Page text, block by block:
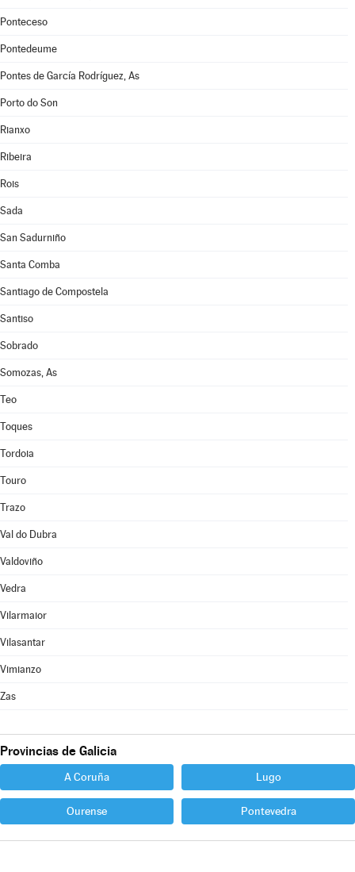
Ponteceso
Pontedeume
Pontes de García Rodríguez, As
Porto do Son
Rianxo
Ribeira
Rois
Sada
San Sadurniño
Santa Comba
Santiago de Compostela
Santiso
Sobrado
Somozas, As
Teo
Toques
Tordoia
Touro
Trazo
Val do Dubra
Valdoviño
Vedra
Vilarmaior
Vilasantar
Vimianzo
Zas
Provincias de Galicia
A Coruña Lugo
Ourense Pontevedra